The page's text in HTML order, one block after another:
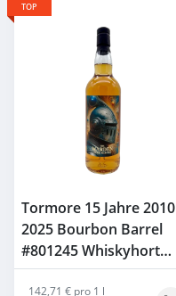
TOP
Tormore 15 Jahre 2010
2025 Bourbon Barrel
#801245 Whiskyhort
WOTM 55,2% 0,7l
142,71 € pro 1 l